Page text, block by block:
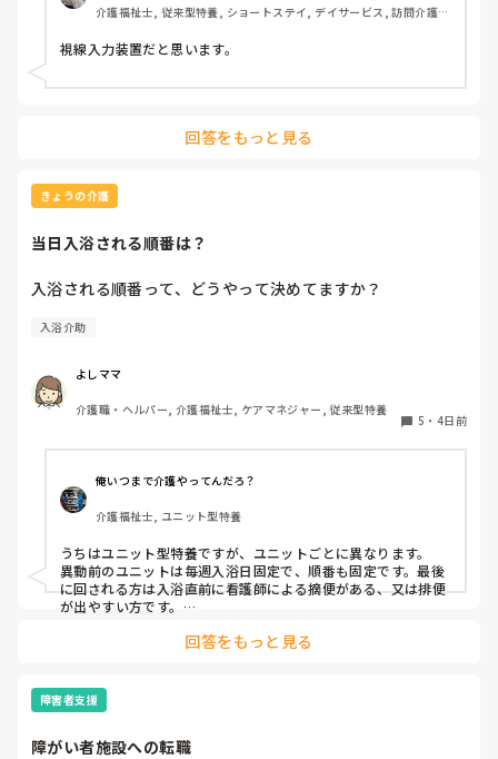
介護福祉士, 従来型特養, ショートステイ, デイサービス, 訪問介護,
視線入力装置だと思います。
回答をもっと見る
きょうの介護
当日入浴される順番は？
入浴される順番って、どうやって決めてますか？
入浴介助
よしママ
介護職・ヘルパー, 介護福祉士, ケアマネジャー, 従来型特養
5 ・ 4日前
俺いつまで介護やってんだろ？
介護福祉士, ユニット型特養
うちはユニット型特養ですが、ユニットごとに異なります。
異動前のユニットは毎週入浴日固定で、順番も固定です。最後
に回される方は入浴直前に看護師による摘便がある、又は排便
が出やすい方です。
が必要な方など。胃ろうの方は看護師がこの時間までには入浴
今のユニットでは毎週シフトとにらめっこして、職員の人数配
なので変更はほぼないです。たまに病院受診で前後します。
回答をもっと見る
障害者支援
障がい者施設への転職